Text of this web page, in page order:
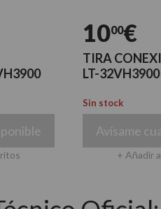
1000€
TIRA
LT-32VH3900
Sin stock
Avísame
+ Añadir